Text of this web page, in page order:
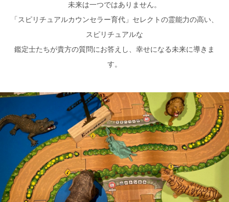
未来は一つではありません。
「スピリチュアルカウンセラー育代」セレクトの霊能力の高い、
スピリチュアルな
鑑定士たちが貴方の質問にお答えし、幸せになる未来に導きま
す。